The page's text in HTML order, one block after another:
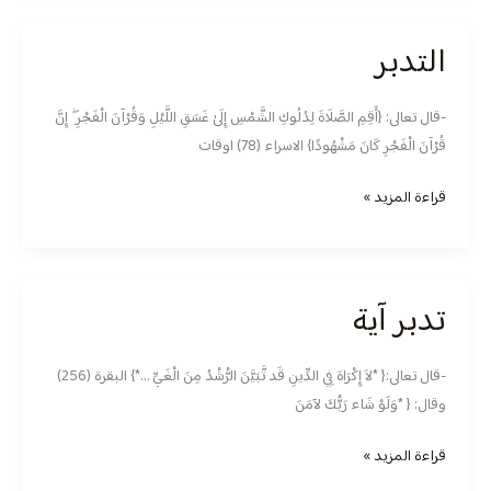
التدبر
-قال تعالى: {‏‌‌‌‌‌‌‌‌‌‌‌‌‌‌‌‌‌‌‌‌‌‌‌‌‌‌‌‌‌‌‌‌‌‌‌‌‌‌‌‌‌‌‌‌‌‌‌‌أَقِمِ الصَّلَاةَ لِدُلُوكِ الشَّمْسِ إِلَىٰ غَسَقِ اللَّيْلِ وَقُرْآنَ الْفَجْرِ ۖ إِنَّ
قُرْآنَ الْفَجْرِ كَانَ مَشْهُودًا} الاسراء (78) اوقات
التدبر
قراءة المزيد »
تدبر آية
-قال تعالى:{ *لاَ إِكْرَاهَ فِي الدِّينِ قَد تَّبَيَّنَ الرُّشْدُ مِنَ الْغَيِّ …*} البقرة (256)
وقال: { *وَلَوْ شَاء رَبُّكَ لآمَنَ
تدبر
قراءة المزيد »